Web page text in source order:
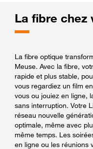
La fibre chez
La fibre optique
Meuse. Avec la fibre,
rapide et plus stable,
vous regardiez un film
vous ou jouiez en ligne,
sans interruption. Votre
réseau nouvelle
optimale, même avec
même temps. Les
en ligne ou les réunions